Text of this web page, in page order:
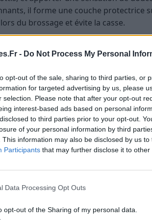
- Do Not Process My Personal
opt-out of the sale, sharing to third parties, or
for targeted advertising by us, please
selection. Please note that after your opt-out
interest-based ads based on personal
to third parties prior to your opt-out.
of your personal information by third
This information may also be disclosed by us
Participants that may further disclose it to other
Data Processing Opt Outs
opt-out of the Sharing of my personal data.
il forme une couche protectrice
du brossage et évite la casse.
mouillés, après le shampooing,
Il doit être laissé quelques minutes
peut varier selon le type de
secs, ou une à deux fois par semaine
shampoing
betaine, silicones, céramides)
la fibre capillaire
du masque